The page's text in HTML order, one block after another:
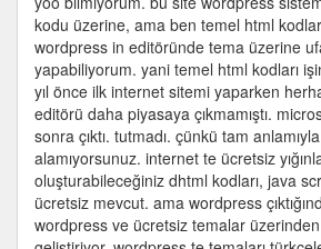
kodu üzerine, ama ben temel html
wordpress in editöründe tema üzerine
yapabiliyorum. yani temel html kodları
yıl önce ilk internet sitemi yaparken
editörü daha piyasaya çıkmamıştı.
sonra çıktı. tutmadı. çünkü tam
alamıyorsunuz. internet te ücretsiz
oluşturabileceğiniz dhtml kodları, java
ücretsiz mevcut. ama wordpress
wordpress ve ücretsiz temalar